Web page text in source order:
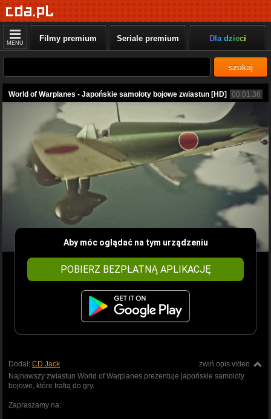
MENU Filmy premium Seriale premium Dla dzieci
szukaj
World of Warplanes - Japońskie samoloty bojowe zwiastun [HD] 00:01:36
Aby móc oglądać na tym urządzeniu
POBIERZ BEZPŁATNĄ APLIKACJĘ
zwiń opis video
Dodał: CD Jack
Najnowszy zwiastun World of Warplanes prezentuje japońskie samoloty
bojowe, które trafią do gry.
Zapraszamy na: